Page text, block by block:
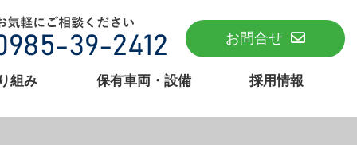
お問合せ
組み 保有車両・設備 採用情報